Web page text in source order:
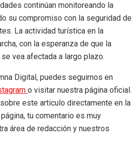
continúan monitoreando la
su compromiso con la seguridad de
La actividad turística en la
con la esperanza de que la
vea afectada a largo plazo.
Digital, puedes seguirnos en
o visitar nuestra página oficial.
este articulo directamente en la
tu comentario es muy
área de redacción y nuestros